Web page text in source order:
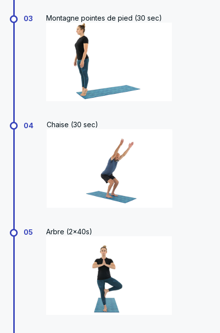
03 Montagne pointes de pied (30 sec)
04 Chaise (30 sec)
05 Arbre (2x40s)